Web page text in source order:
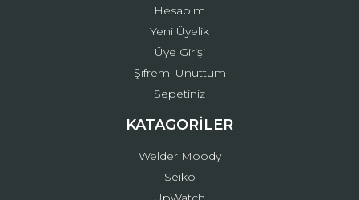
Hesabım
Yeni Üyelik
Üye Girişi
Şifremi Unuttum
Sepetiniz
KATAGORİLER
Welder Moody
Seiko